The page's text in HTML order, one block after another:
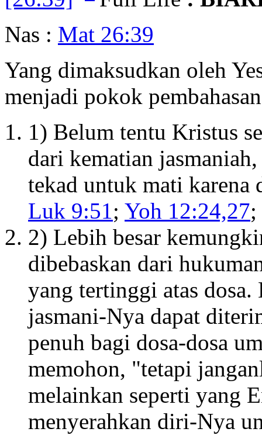
Nas : Mat 26:39
Yang dimaksudkan oleh
menjadi pokok
1) Belum tentu Kristus
dari kematian
tekad untuk mati karena
Luk 9:51; Yoh 12:24,27;
2) Lebih besar
dibebaskan dari
yang tertinggi atas
jasmani-Nya dapat
penuh bagi dosa-dosa
memohon, "tetapi
melainkan seperti yang
menyerahkan diri-Nya